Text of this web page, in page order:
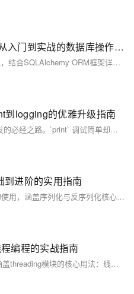
Python SQLAlchemy模块：从入门到实战的数据库操作指南
免费提供Python+PyCharm编程环境，结合SQLAlchemy ORM框架详解数据库开发。涵盖连接配置、模型定义、CRUD操作、事务控制及Alembic迁移工具，以电商订单系统为例，深入讲解高并发场景下的性能优化与最佳实践，助你高效构建数据驱动应用。
到logging的优雅升级指南
从 `print` 到 `logging` 是 Python 开发的必经之路。`print` 调试简单却难维护，日志混乱、无法分级、缺乏上下文；而 `logging` 支持级别控制、多输出、结构化记录，助力项目可维护性升级。本文详解痛点、优势、迁移方案与最佳实践，助你构建专业日志系统，让程序“有记忆”。
进阶的实用指南
本文深入解析Python内置json模块的使用，涵盖序列化与反序列化核心函数、参数配置、中文处理、自定义对象转换及异常处理，并介绍性能优化与第三方库扩展，助你高效实现JSON数据交互。（238字）
编程的实战指南
本文深入讲解Python多线程编程，涵盖threading模块的核心用法：线程创建、生命周期、同步机制（锁、信号量、条件变量）、线程通信（队列）、守护线程与线程池应用。结合实战案例，如多线程下载器，帮助开发者提升程序并发性能，适用于I/O密集型任务处理。